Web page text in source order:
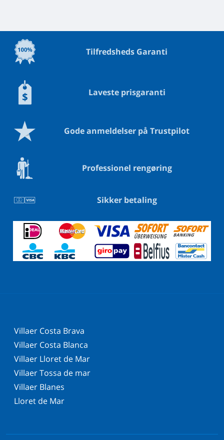
Tilfredsheds Garanti
Laveste prisgaranti
Gode anmeldelser på Trustpilot
Professionel rengøring
Sikker betaling
Villaer Costa Brava
Villaer Costa Blanca
Villaer Lloret de Mar
Villaer Tossa de mar
Villaer Blanes
Lloret de Mar